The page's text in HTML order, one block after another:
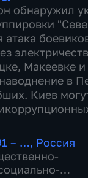
обнаружил
атака
Макеевке
в
Киев
– …, Россия